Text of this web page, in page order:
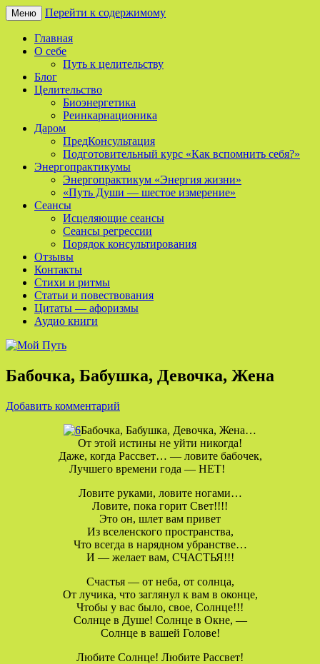
Мой Путь
целительстве
Меню Перейти к содержимому
Главная
О себе
Путь к целительству
Блог
Целительство
Биоэнергетика
Реинкарнационика
Даром
ПредКонсультация
Подготовительный курс «Как вспомнить себя?»
Энергопрактикумы
Энергопрактикум «Энергия жизни»
«Путь Души — шестое измерение»
Сеансы
Исцеляющие сеансы
Сеансы регрессии
Порядок консультирования
Отзывы
Контакты
Стихи и ритмы
Статьи и повествования
Цитаты — афоризмы
Аудио книги
Бабочка, Бабушка, Девочка, Жена
Добавить комментарий
Бабочка, Бабушка, Девочка, Жена…
От этой истины не уйти никогда!
Даже, когда Рассвет… — ловите бабочек,
Лучшего времени года — НЕТ!
Ловите руками, ловите ногами…
Ловите, пока горит Свет!!!!
Это он, шлет вам привет
Из вселенского пространства,
Что всегда в нарядном убранстве…
И — желает вам, СЧАСТЬЯ!!!
Счастья — от неба, от солнца,
От лучика, что заглянул к вам в оконце,
Чтобы у вас было, свое, Солнце!!!
Солнце в Душе! Солнце в Окне, —
Солнце в вашей Голове!
Любите Солнце! Любите Рассвет!